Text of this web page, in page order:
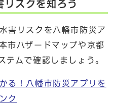
スクを知ろう
害リスクを八幡市防災ア
市ハザードマップや京都
テムで確認しましょう。
る！八幡市防災アプリを
ク